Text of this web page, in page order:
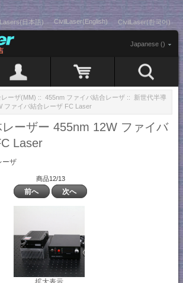
日本語) CivilLaser(English) CivilLaser(한국어)
Japanese ()
ーザ(MM) :: 455nm ファイバ結合レーザ :: 新世代半導
ファイバ結合レーザ FC Laser
ーザー 455nm 12W ファイバ
Laser
ーザ
商品12/13
前へ 次へ